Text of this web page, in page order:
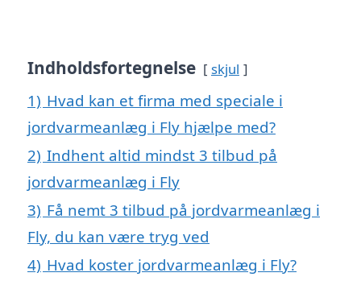
Indholdsfortegnelse skjul
1) Hvad kan et firma med speciale i
jordvarmeanlæg i Fly hjælpe med?
2) Indhent altid mindst 3 tilbud på
jordvarmeanlæg i Fly
3) Få nemt 3 tilbud på jordvarmeanlæg i
Fly, du kan være tryg ved
4) Hvad koster jordvarmeanlæg i Fly?